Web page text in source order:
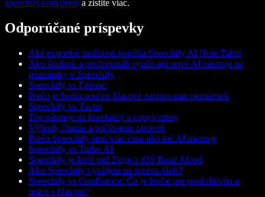
speechify.com/press a zistite viac.
Odporúčané príspevky
Aké exportné možnosti ponúka Speechify AI Note Taker
Ako študenti a profesionáli využívajú nové AI nástroje na
poznámky v Speechify
Speechify vs Fathom
Prečo je budúcnosťou hlasové zapisovanie poznámok
Speechify vs Tactiq
Top nástroje na korektúry a copywriting
Výhody čítania a počúvania zároveň
Prečo Speechify šetrí viac času ako iné AI nástroje
Speechify vs Turbo AI
Speechify je lepší než Edge a iOS Read Aloud
Ako Speechify využijete na správu úloh?
Speechify vs Confluence: Čo je lepšie pre produktivitu a
prácu s hlasom?